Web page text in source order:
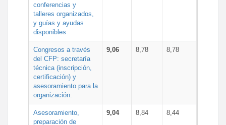
conferencias y
talleres organizados,
y guías y ayudas
disponibles
Congresos a través
del CFP: secretaría
técnica (inscripción,
certificación) y
asesoramiento para la
organización.
9,06 8,78 8,78
Asesoramiento,
preparación de
9,04 8,84 8,44